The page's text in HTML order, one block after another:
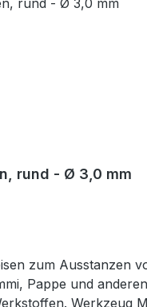
Locheisen, rund - Ø 3,0 mm
zum Ausstanzen
Pappe und anderen
Werkzeug